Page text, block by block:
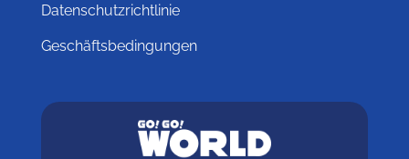
Datenschutzrichtlinie
Geschäftsbedingungen